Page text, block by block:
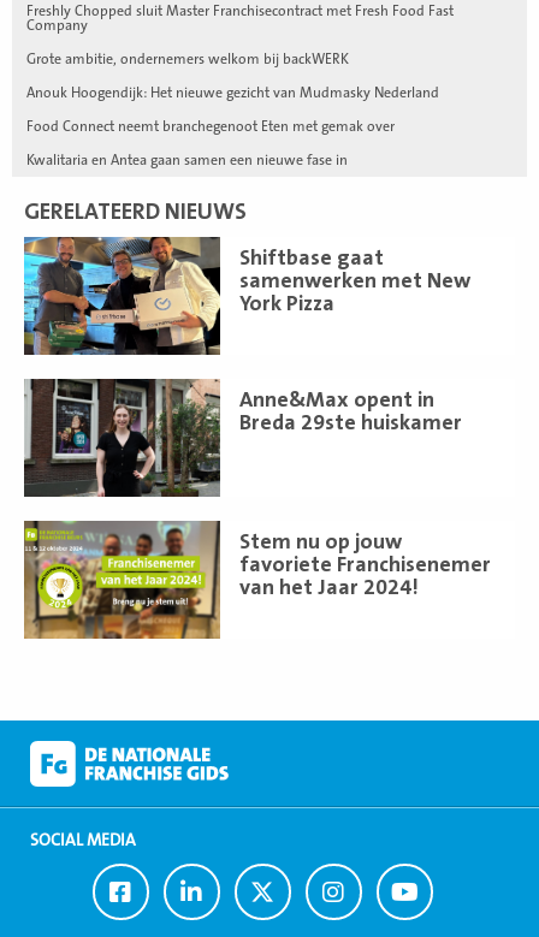
Freshly Chopped sluit Master Franchisecontract met Fresh Food Fast
Company
Grote ambitie, ondernemers welkom bij backWERK
Anouk Hoogendijk: Het nieuwe gezicht van Mudmasky Nederland
Food Connect neemt branchegenoot Eten met gemak over
Kwalitaria en Antea gaan samen een nieuwe fase in
GERELATEERD NIEUWS
Shiftbase gaat
samenwerken met New
York Pizza
Lees
meer
Anne&Max opent in
Breda 29ste huiskamer
Lees
meer
Stem nu op jouw
favoriete Franchisenemer
van het Jaar 2024!
Lees
meer
SOCIAL MEDIA
Ga
naar
Ga
naar
Ga
naar
Ga
naar
Ga
naar